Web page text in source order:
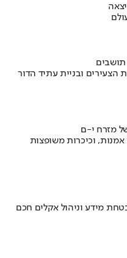
הצעירים ובניית עתיד הדור
מזרח י-ם
וכיכרות משופצות
מידע וניהול אקלים חכם